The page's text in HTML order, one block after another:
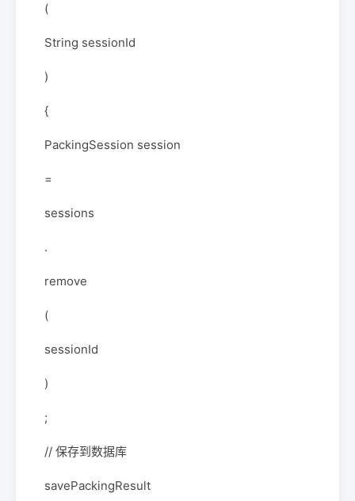
(
String sessionId
)
{
PackingSession session
=
sessions
.
remove
(
sessionId
)
;
// 保存到数据库
savePackingResult